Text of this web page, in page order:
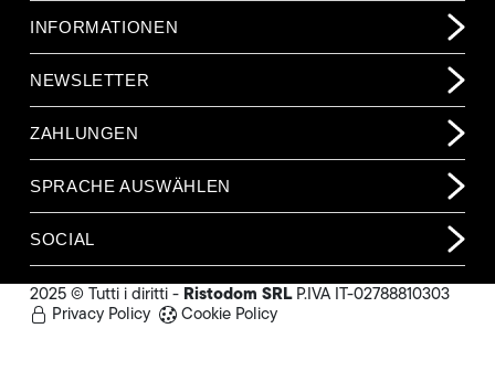
INFORMATIONEN
NEWSLETTER
ZAHLUNGEN
SPRACHE AUSWÄHLEN
SOCIAL
2025 © Tutti i diritti - Ristodom SRLP.IVA IT-02788810303
Privacy Policy
Cookie Policy